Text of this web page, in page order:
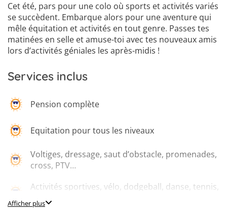
Cet été, pars pour une colo où sports et activités variés
se succèdent. Embarque alors pour une aventure qui
mêle équitation et activités en tout genre. Passes tes
matinées en selle et amuse-toi avec tes nouveaux amis
lors d’activités géniales les après-midis !
Services inclus
Pension complète
Equitation pour tous les niveaux
Voltiges, dressage, saut d’obstacle, promenades,
cross, PTV…
Activités sportives, vélo, dodgeball, danse, tennis,
Afficher plus